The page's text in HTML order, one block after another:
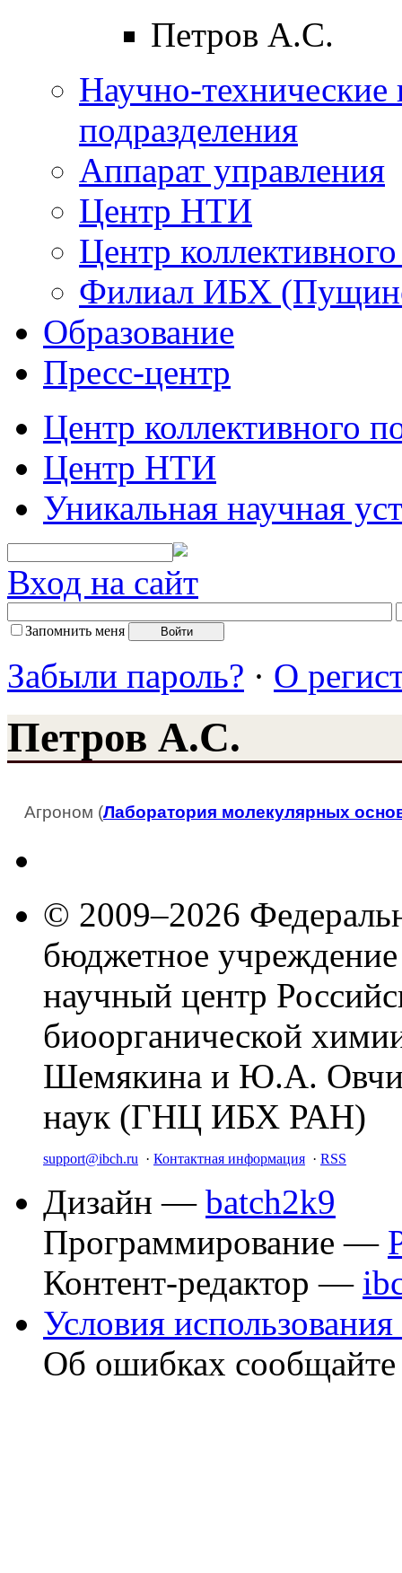
Петров А.С.
Научно-технические
подразделения
Аппарат управления
Центр НТИ
Центр
Филиал ИБХ
Образование
Пресс-центр
Центр коллективного
Центр НТИ
Уникальная научная
Вход на сайт
Запомнить меня
Забыли пароль? · О
Петров А.С.
Агроном (Лаборатория молекулярных
© 2009–2026
бюджетное
научный центр
биоорганической
Шемякина и Ю.А.
наук (ГНЦ ИБХ РАН)
support@ibch.ru · Контактная информация · RSS
Дизайн — batch2k9
Программирование —
Контент-редактор —
Условия использования
Об ошибках